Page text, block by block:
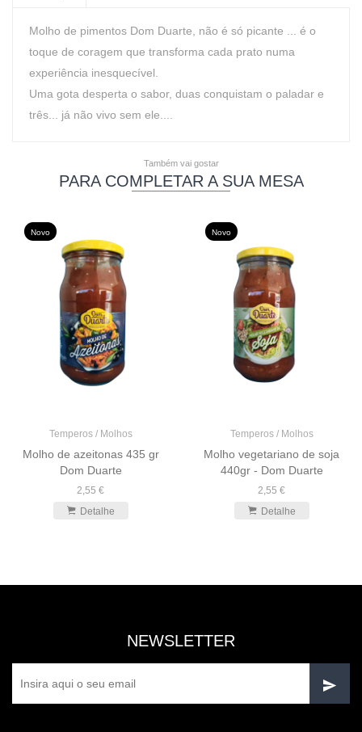
Molho de pimentos Dom Duarte, não é só picante ... é o
toque de coragem que transforma cada prato numa
experiência inesquecível.
Uma gota desperta o sabor, duas conquistam o paladar e
três... já não vivo sem ele....
Também vai gostar
PARA COMPLETAR A SUA MESA
Novo
Temperos / Molhos
Molho de azeitonas 435 gr
Dom Duarte
2,55 €
Detalhe
Novo
Temperos / Molhos
Molho vegetariano de soja
440gr - Dom Duarte
2,55 €
Detalhe
NEWSLETTER